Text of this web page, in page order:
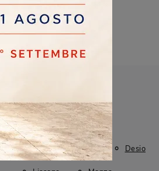
I più visti a :
Cinisello Balsamo Desio